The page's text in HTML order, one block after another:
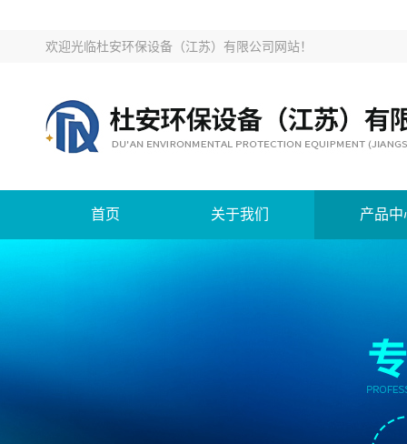
欢迎光临杜安环保设备（江苏）有限公司网站！
首页 关于我们 产品中